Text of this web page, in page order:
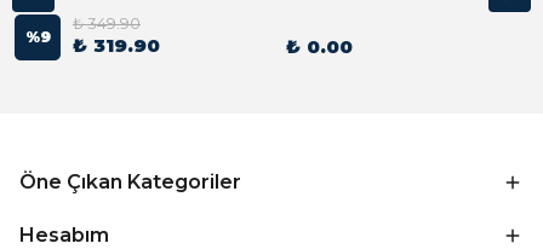
%9
₺ 349.90
₺ 319.90 ₺ 0.00
Öne Çıkan Kategoriler
Hesabım